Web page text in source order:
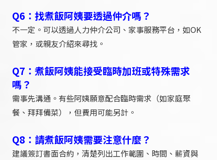
Q6：找煮飯阿姨要透過仲介嗎？
不一定。可以透過人力仲介公司、家事服務平台，如OK
管家，或親友介紹來尋找。
Q7：煮飯阿姨能接受臨時加班或特殊需求
嗎？
需事先溝通。有些阿姨願意配合臨時需求（如家庭聚
餐、拜拜備菜），但費用可能另計。
Q8：請煮飯阿姨需要注意什麼？
建議簽訂書面合約，清楚列出工作範圍、時間、薪資與